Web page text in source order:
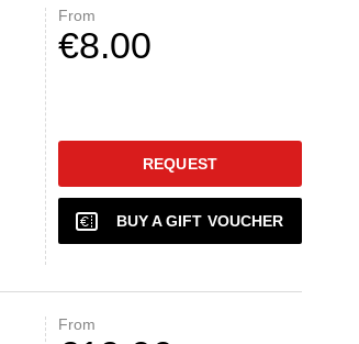
From
€8.00
REQUEST
BUY A GIFT VOUCHER
From